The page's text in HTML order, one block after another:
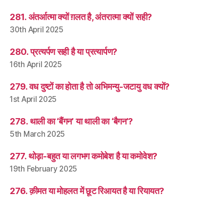
281. अंतर्आत्मा क्यों ग़लत है, अंतरात्मा क्यों सही?
30th April 2025
280. प्रत्यर्पण सही है या प्रत्यार्पण?
16th April 2025
279. वध दुष्टों का होता है तो अभिमन्यु-जटायु वध क्यों?
1st April 2025
278. थाली का ‘बैंगन’ या थाली का ‘बैगन’?
5th March 2025
277. थोड़ा-बहुत या लगभग कमोबेश है या कमोवेश?
19th February 2025
276. क़ीमत या मोहलत में छूट रिआयत है या रियायत?